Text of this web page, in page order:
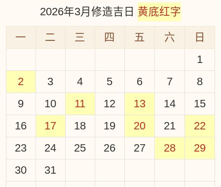
2026年3月修造吉日 黄底红字
一 二 三 四 五 六
日
1
2
3 4 5 6 7
8
9
10 11 12 13 14
15
16
17 18 19 20 21
22
23
24 25 26 27 28
29
30
31